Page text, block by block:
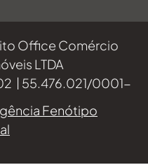
Office Comércio
LTDA
| 55.476.021/0001-
0001-89
Fenótipo